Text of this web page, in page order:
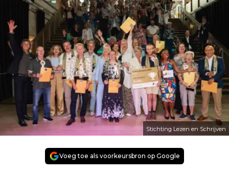
Stichting Lezen en Schrijven
Voeg toe als voorkeursbron op Google